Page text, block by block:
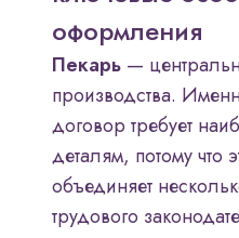
оформления
Пекарь —
производства.
договор требует
деталям, потому что
объединяет
трудового